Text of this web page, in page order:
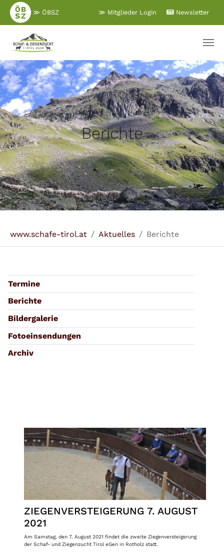
Zum
Hauptinhalt
≫ ÖBSZ Newsletter
≫ Mitglieder Login
Berichte
www.schafe-tirol.at Aktuelles Berichte
Termine
Berichte
Bildergalerie
Fotoeinsendungen
Archiv
ZIEGENVERSTEIGERUNG 7. AUGUST
2021
Am Samstag, den 7. August 2021 findet die zweite Ziegenversteigerung
der Schaf- und Ziegenzucht Tirol eGen in Rotholz statt.